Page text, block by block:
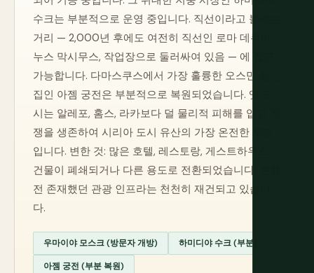
수크는 부분적으로 운영 중입니다. 직선이라고 불리는
거리 — 2,000년 후에도 여전히 직선인 로마 데쿠마
누스 막시무스, 작업장으로 둘러싸여 있음 — 에 접근
가능합니다. 다마스쿠스에서 가장 훌륭한 오스만 상인
집인 아젬 궁전은 부분적으로 복원되었습니다. 옛 도
시는 알레포, 홈스, 라카보다 덜 물리적 피해를 입고 전
쟁을 생존하여 시리아 도시 유산의 가장 온전한 부분
입니다. 변한 것: 많은 호텔, 레스토랑, 게스트하우스
건물이 폐쇄되거나 다른 용도로 전환되었습니다. 전쟁
전 존재했던 관광 인프라는 천천히 재건되고 있습니
다.
우마이야 모스크 (방문자 개방) 하미디야 수크 (부분)
아젬 궁전 (부분 복원)